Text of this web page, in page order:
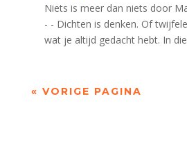
Niets is meer dan niets door
- - Dichten is denken. Of
wat je altijd gedacht hebt. In die
« VORIGE PAGINA